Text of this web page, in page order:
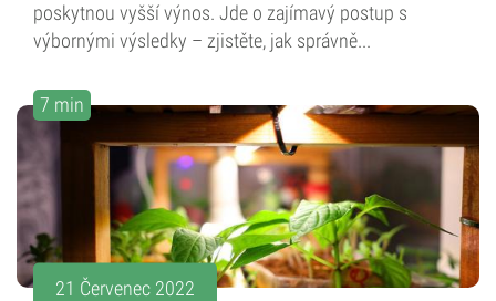
poskytnou vyšší výnos. Jde o zajímavý postup s
výbornými výsledky – zjistěte, jak správně...
7 min
21 Červenec 2022